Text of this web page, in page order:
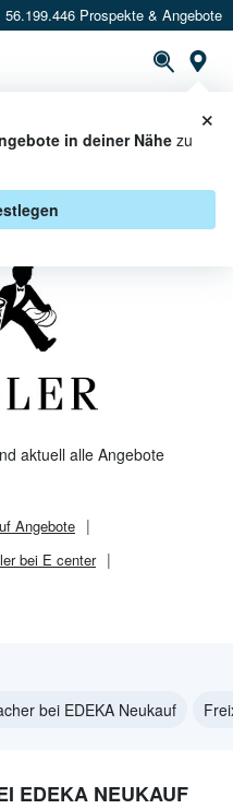
56.199.446 Prospekte & Angebote
in deiner Nähezu
×
NEUKAUF -
aktuell alle Angebote
Angebote
bei E center
bei EDEKA Neukauf
EDEKA NEUKAUF